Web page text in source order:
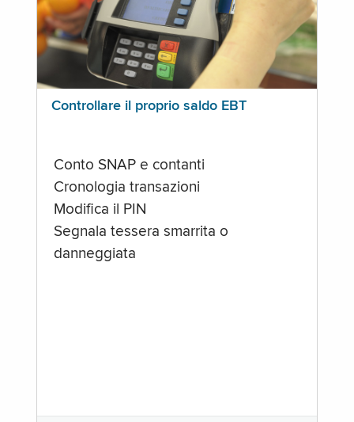
Controllare il proprio saldo EBT
Conto SNAP e contanti
Cronologia transazioni
Modifica il PIN
Segnala tessera smarrita o
danneggiata